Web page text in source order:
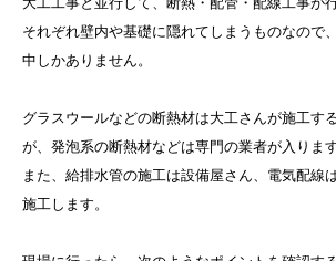
それぞれ壁内や基礎に隠れてしまうものなので
中しかありません。
グラスウールなどの断熱材は大工さんが施工す
が、発泡系の断熱材などは専門の業者が入ります
また、給排水管の施工は設備屋さん、電気配線
施工します。